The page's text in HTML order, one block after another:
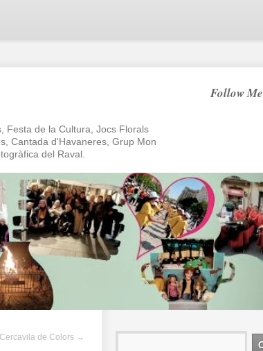
Follow Me
Festa de la Cultura, Jocs Florals
Cantada d'Havaneres, Grup Mon
del Raval.
Cercavila de Colors →